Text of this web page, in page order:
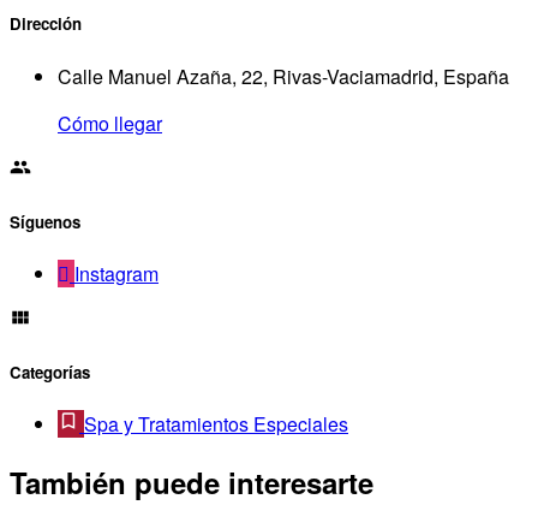
Dirección
Calle Manuel Azaña, 22, Rivas-Vaciamadrid, España
Cómo llegar
Síguenos
Instagram
Categorías
Spa y Tratamientos Especiales
También puede interesarte